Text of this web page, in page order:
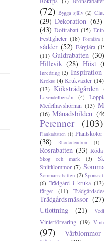
(72) Bygga själv (2)
(29) Dekoration (63)
(43) Doftrabatt (15)
Festligheter (18) Formlära
sådder (52) Färglära
(11) Guldrabatten (30)
Hillevik (28) Höst
Inredning (2) Inspiration
Krokus (4) Krukväxter (14)
(13) Köksträdgården
Lavendelbersån
(4)
Medelhavshörnan (13)
(16) Månadsbilden
Perenner (103)
Plankrabatten (1) Plantskolor
(38)
Rhododendron (1)
Rosrabatten (33)
Skog och mark (3)
Snittblommor (7)
Sommarrabatten (2)
(6) Trädgård i kruka (13)
färger
(11)
Trädgårdsmässor (27)
Utlottning (21)
Vinterförvaring (19)
(97)
Vårblommor